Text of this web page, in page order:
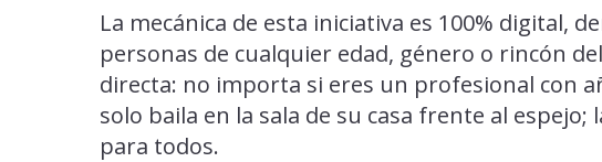
La mecánica de esta iniciativa es 100% digital,
personas de cualquier edad, género o rincón
directa: no importa si eres un profesional con
solo baila en la sala de su casa frente al
para todos.